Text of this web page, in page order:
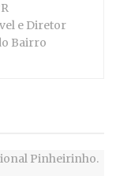
e Diretor
Bairro